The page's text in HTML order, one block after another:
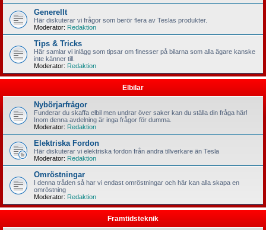
Generellt
Här diskuterar vi frågor som berör flera av Teslas produkter.
Moderator: Redaktion
Tips & Tricks
Här samlar vi inlägg som tipsar om finesser på bilarna som alla ägare kanske
inte känner till.
Moderator: Redaktion
Elbilar
Nybörjarfrågor
Funderar du skaffa elbil men undrar över saker kan du ställa din fråga här!
Inom denna avdelning är inga frågor för dumma.
Moderator: Redaktion
Elektriska Fordon
Här diskuterar vi elektriska fordon från andra tillverkare än Tesla
Moderator: Redaktion
Omröstningar
I denna tråden så har vi endast omröstningar och här kan alla skapa en
omröstning
Moderator: Redaktion
Framtidsteknik